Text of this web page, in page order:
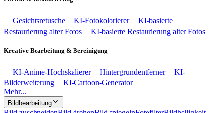
Gesichtsretusche KI-Fotokolorierer
KI-basierte
Restaurierung alter Fotos
KI-basierte Restaurierung alter Fotos
Kreative Bearbeitung & Bereinigung
KI-Anime-Hochskalierer Hintergrundentferner
KI-
Bilderweiterung
KI-Cartoon-Generator
Mehr...
Bildbearbeitung